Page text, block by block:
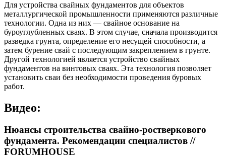
Для устройства свайных фундаментов для объектов
металлургической промышленности применяются различные
технологии. Одна из них — свайное основание на
буроуглубленных сваях. В этом случае, сначала производится
разведка грунта, определение его несущей способности, а
затем бурение свай с последующим закреплением в грунте.
Другой технологией является устройство свайных
фундаментов на винтовых сваях. Эта технология позволяет
установить сваи без необходимости проведения буровых
работ.
Видео:
Нюансы строительства свайно-ростверкового
фундамента. Рекомендации специалистов //
FORUMHOUSE